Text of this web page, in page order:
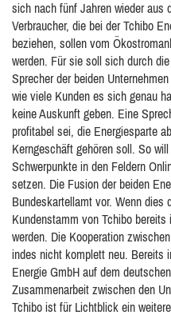
sich nach fünf Jahren wieder aus
Verbraucher, die bei der Tchibo
beziehen, sollen vom
werden. Für sie soll sich durch
Sprecher der beiden
wie viele Kunden es sich genau
keine Auskunft geben. Eine
profitabel sei, die Energiesparte
Kerngeschäft gehören soll. So
Schwerpunkte in den Feldern
setzen. Die Fusion der beiden
Bundeskartellamt vor. Wenn dies
Kundenstamm von Tchibo
werden. Die Kooperation
indes nicht komplett neu. Bereits
Energie GmbH auf dem
Zusammenarbeit zwischen den
Tchibo ist für Lichtblick ein